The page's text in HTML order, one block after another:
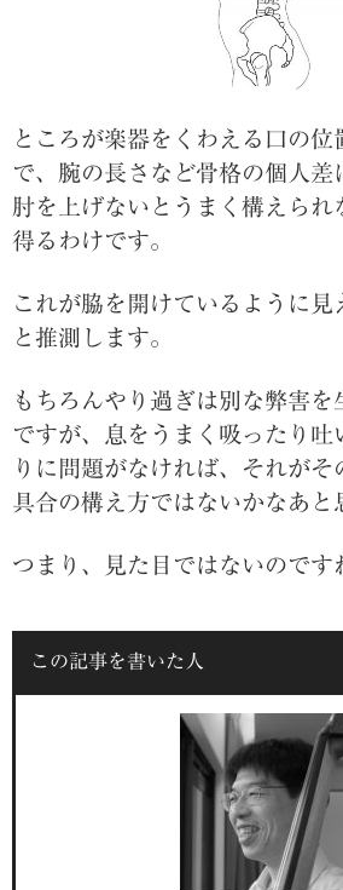
ところが楽器をくわえる口の位
で、腕の長さなど骨格の個人差
肘を上げないとうまく構えられ
得るわけです。
これが脇を開けているように見
と推測します。
もちろんやり過ぎは別な弊害を
ですが、息をうまく吸ったり吐
りに問題がなければ、それがそ
具合の構え方ではないかなあと
つまり、見た目ではないのです
この記事を書いた人